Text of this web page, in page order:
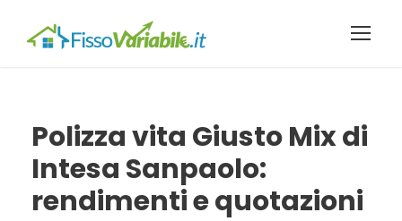
Polizza vita Giusto Mix di
Intesa Sanpaolo:
rendimenti e quotazioni